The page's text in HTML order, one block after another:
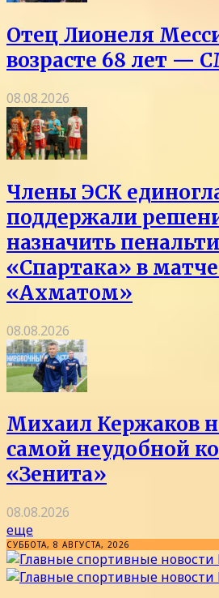
Отец Лионеля
возрасте 68 лет —
08.08.2026
Члены ЭСК
поддержали
назначить
«Спартака» в
«Ахматом»
08.08.2026
Михаил Кержаков
самой неудобной
«Зенита»
08.08.2026
еще
СУББОТА, 8 АВГУСТА, 2026